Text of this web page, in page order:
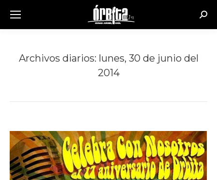
Archivos diarios: lunes, 30 de junio del
2014